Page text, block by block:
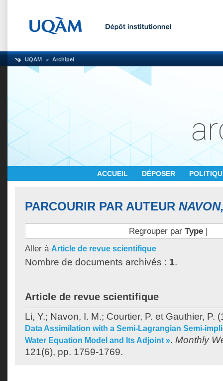
UQAM Archipel
ACCUEIL DÉPOSER
PARCOURIR PAR AUTEUR
Regrouper par Type|
Aller à Article de revue scientifique
Nombre de documents archivés : 1.
Article de revue scientifique
Li, Y.; Navon, I. M.; Courtier, P. et Gauthier, P.
Data Assimilation with a Semi-Lagrangian Semi-
Water Equation Model and Its Adjoint ». Monthly
121(6), pp. 1759-1769.